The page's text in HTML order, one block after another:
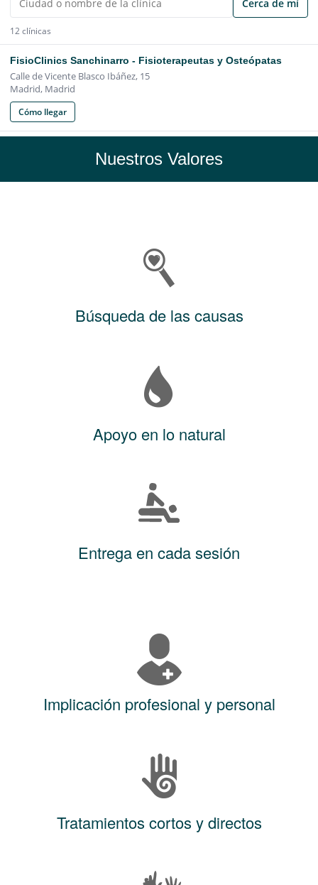
Nuestros Valores
Búsqueda de las causas
Apoyo en lo natural
Entrega en cada sesión
Implicación profesional y personal
Tratamientos cortos y directos